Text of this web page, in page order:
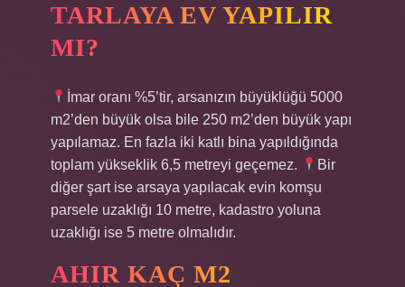
TARLAYA EV YAPILIR
MI?
İmar oranı %5’tir, arsanızın büyüklüğü 5000
m2’den büyük olsa bile 250 m2’den büyük yapı
yapılamaz. En fazla iki katlı bina yapıldığında
toplam yükseklik 6,5 metreyi geçemez.
Bir
diğer şart ise arsaya yapılacak evin komşu
parsele uzaklığı 10 metre, kadastro yoluna
uzaklığı ise 5 metre olmalıdır.
AHIR KAÇ M2